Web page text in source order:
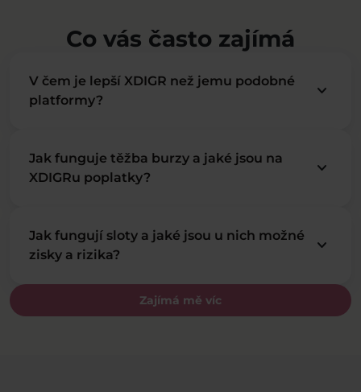
Co vás často zajímá
Zajímá mě víc
V čem je lepší XDIGR než jemu podobné
platformy?
keyboard_arrow_down
Jak funguje těžba burzy a jaké jsou na
XDIGRu poplatky?
keyboard_arrow_down
Jak fungují sloty a jaké jsou u nich možné
zisky a rizika?
keyboard_arrow_down